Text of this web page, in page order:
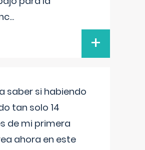
...
+
saber si habiendo
tan solo 14
de mi primera
ahora en este